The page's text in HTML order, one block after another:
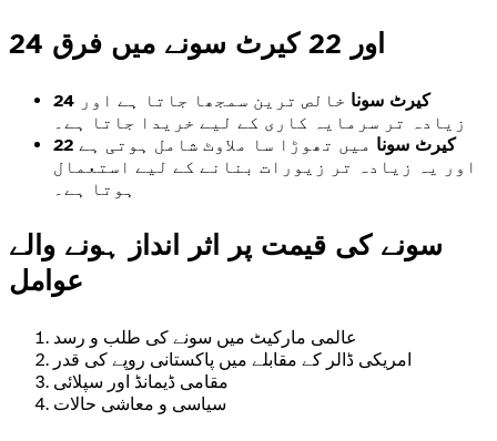
24 اور 22 کیرٹ سونے میں فرق
24 کیرٹ سونا خالص ترین سمجھا جاتا ہے اور
زیادہ تر سرمایہ کاری کے لیے خریدا جاتا ہے۔
22 کیرٹ سونا میں تھوڑا سا ملاوٹ شامل ہوتی ہے
اور یہ زیادہ تر زیورات بنانے کے لیے استعمال
ہوتا ہے۔
سونے کی قیمت پر اثر انداز ہونے والے
عوامل
عالمی مارکیٹ میں سونے کی طلب و رسد
امریکی ڈالر کے مقابلے میں پاکستانی روپے کی قدر
مقامی ڈیمانڈ اور سپلائی
سیاسی و معاشی حالات